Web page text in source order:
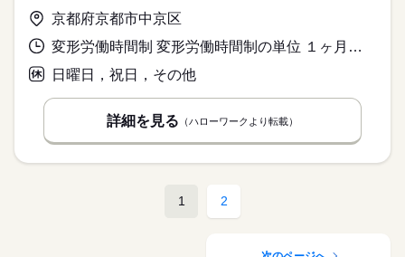
京都府京都市中京区
変形労働時間制 変形労働時間制の単位 １ヶ月単位 就業時間１ 8時45分〜17時45分 就業時間２ 8時45分〜17時00分 就業時間に関する特記事項 シフト制（月間 １６０時間相当）
日曜日，祝日，その他
詳細を見る （ハローワークより転載）
1 2